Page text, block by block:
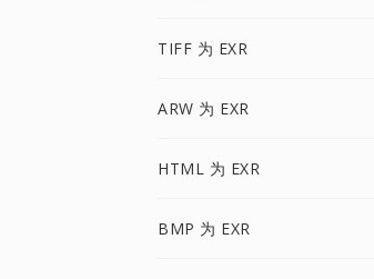
TIFF 为 EXR
ARW 为 EXR
HTML 为 EXR
BMP 为 EXR